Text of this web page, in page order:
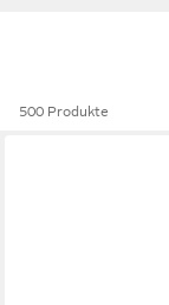
500 Produkte